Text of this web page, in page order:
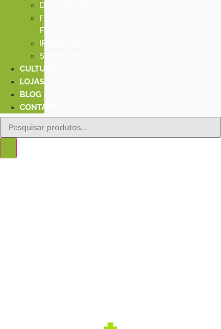
DEFENSIVOS
FERTILIZANTES
FOLIARES
IRRIGACÃO
SEMENTES
CULTURAS
LOJAS
BLOG
CONTATO
Pesquisar
produtos